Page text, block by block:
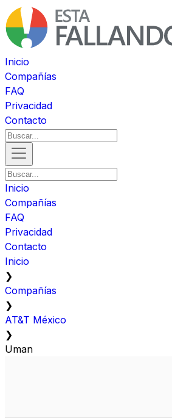
Inicio
Compañías
FAQ
Privacidad
Contacto
Inicio
Compañías
FAQ
Privacidad
Contacto
Inicio
❯
Compañías
❯
AT&T México
❯
Uman